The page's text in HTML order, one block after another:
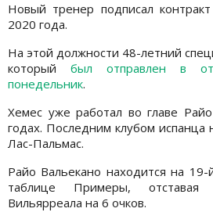
Новый тренер подписал
2020 года.
На этой должности 48-летний
который был отправлен в
понедельник.
Хемес уже работал во главе
годах. Последним клубом
Лас-Пальмас.
Райо Вальекано находится на 19-
таблице Примеры,
Вильярреала на 6 очков.